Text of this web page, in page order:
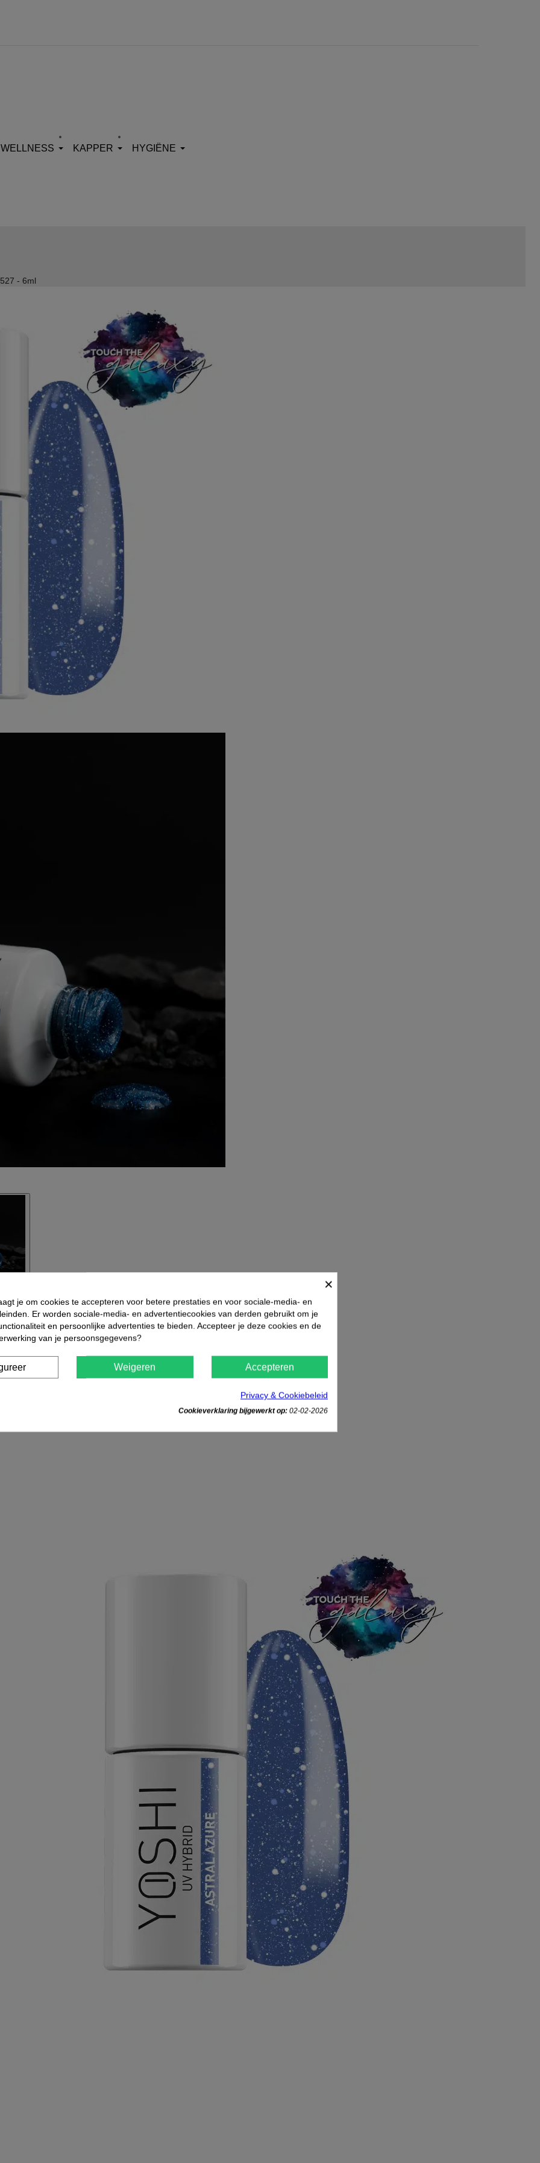
WELLNESS KAPPER HYGIËNE
- 6ml
Afbeeldingen
×
je om cookies te accepteren voor betere prestaties en voor sociale-media- en
Er worden sociale-media- en advertentiecookies van derden gebruikt om je
en persoonlijke advertenties te bieden. Accepteer je deze cookies en de
van je persoonsgegevens?
Weigeren Accepteren
Privacy & Cookiebeleid
Cookieverklaring bijgewerkt op: 02-02-2026